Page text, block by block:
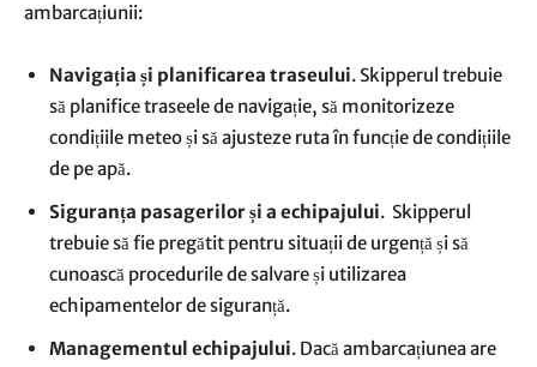
ambarcațiunii:
Navigația și planificarea traseului. Skipperul trebuie
să planifice traseele de navigație, să monitorizeze
condițiile meteo și să ajusteze ruta în funcție de condițiile
de pe apă.
Siguranța pasagerilor și a echipajului. Skipperul
trebuie să fie pregătit pentru situații de urgență și să
cunoască procedurile de salvare și utilizarea
echipamentelor de siguranță.
Managementul echipajului. Dacă ambarcațiunea are